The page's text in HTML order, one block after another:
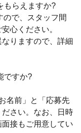
もらえますか?
ので、スタッフ間
心ください。
りますので、詳細
ですか?
名前」と「応募先
さい。なお、日時
接もご用意してい